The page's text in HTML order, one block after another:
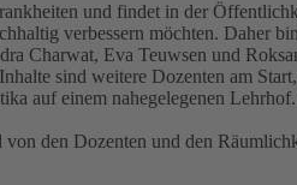
und findet in der
verbessern möchten. Daher
Eva Teuwsen und
sind weitere Dozenten am
auf einem nahegelegenen
den Dozenten und den